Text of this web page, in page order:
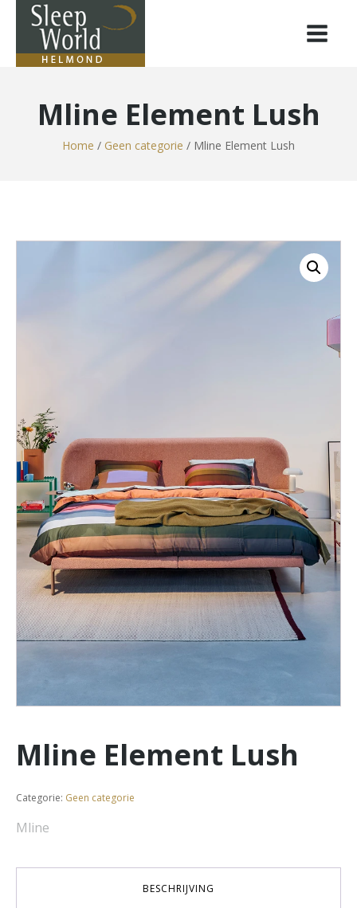
Mline Element Lush
Home / Geen categorie / Mline Element Lush
Mline Element Lush
Categorie: Geen categorie
Mline
BESCHRIJVING